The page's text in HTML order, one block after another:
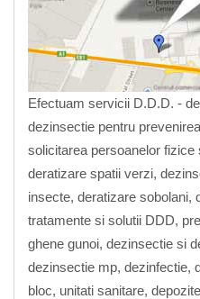
Efectuam servicii D.D.D. -
dezinsectie pentru
solicitarea persoanelor fizice
deratizare spatii verzi,
insecte, deratizare sobolani,
tratamente si solutii DDD,
ghene gunoi, dezinsectie si
dezinsectie mp, dezinfectie,
bloc, unitati sanitare,